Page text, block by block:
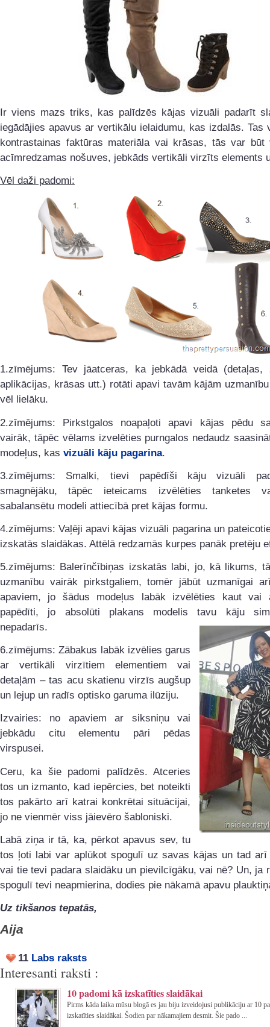
Ir viens mazs triks, kas palīdzēs kājas vizuāli padarīt
iegādājies apavus ar vertikālu ielaidumu, kas izdalās. Tas
kontrastainas faktūras materiāla vai krāsas, tās var būt
acīmredzamas nošuves, jebkāds vertikāli virzīts elements
Vēl daži padomi:
1.zīmējums: Tev jāatceras, ka jebkādā veidā (detaļas,
aplikācijas, krāsas utt.) rotāti apavi tavām kājām
vēl lielāku.
2.zīmējums: Pirkstgalos noapaļoti apavi kājas pēdu
vairāk, tāpēc vēlams izvelēties purngalos nedaudz
modeļus, kas vizuāli kāju pagarina.
3.zīmējums: Smalki, tievi papēdīši kāju vizuāli
smagnējāku, tāpēc ieteicams izvēlēties tanketes
sabalansētu modeli attiecībā pret kājas formu.
4.zīmējums: Vaļēji apavi kājas vizuāli pagarina un
izskatās slaidākas. Attēlā redzamās kurpes panāk pretēju
5.zīmējums: Balerīnčībiņas izskatās labi, jo, kā likums,
uzmanību vairāk pirkstgaliem, tomēr jābūt uzmanīgai
apaviem, jo šādus modeļus labāk izvēlēties kaut vai
papēdīti, jo absolūti plakans modelis tavu kāju
nepadarīs.
6.zīmējums: Zābakus labāk izvēlies garus
ar vertikāli virzītiem elementiem vai
detaļām – tas acu skatienu virzīs augšup
un lejup un radīs optisko garuma ilūziju.
Izvairies: no apaviem ar siksniņu vai
jebkādu citu elementu pāri pēdas
virspusei.
Ceru, ka šie padomi palīdzēs. Atceries
tos un izmanto, kad iepērcies, bet noteikti
tos pakārto arī katrai konkrētai situācijai,
jo ne vienmēr viss jāievēro šabloniski.
Labā ziņa ir tā, ka, pērkot apavus sev, tu
tos ļoti labi var aplūkot spogulī uz savas kājas un tad arī
vai tie tevi padara slaidāku un pievilcīgāku, vai nē? Un, ja
spogulī tevi neapmierina, dodies pie nākamā apavu
Uz tikšanos tepatās,
Aija
11 Labs raksts
Interesanti raksti :
10 padomi kā izskatīties slaidākai
Pirms kāda laika mūsu blogā es jau biju izveidojusi publikāciju ar 10
izskatīties slaidākai. Šodien par nākamajiem desmit. Šie pado ...